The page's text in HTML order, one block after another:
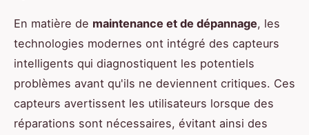
En matière de maintenance et de dépannage, les
technologies modernes ont intégré des capteurs
intelligents qui diagnostiquent les potentiels
problèmes avant qu'ils ne deviennent critiques. Ces
capteurs avertissent les utilisateurs lorsque des
réparations sont nécessaires, évitant ainsi des